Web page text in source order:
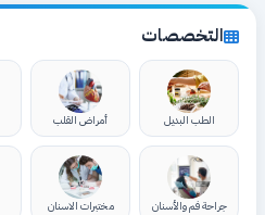
التخصصات
الطب البديل أمراض القلب
جراحة فم والأسنان مختبرات الاسنان